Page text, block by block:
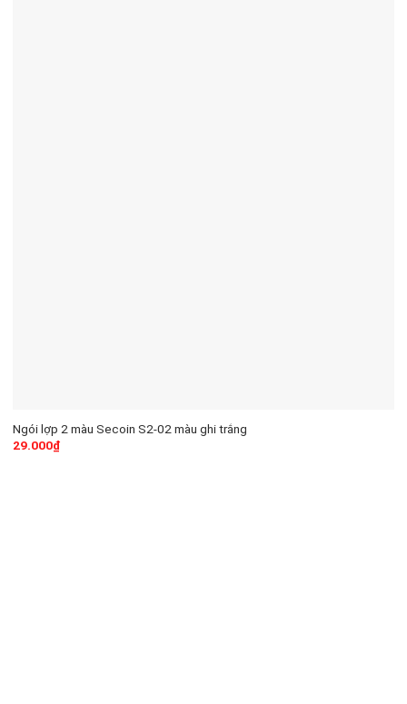
Ngói lợp 2 màu Secoin S2-02 màu ghi trắng
29.000₫